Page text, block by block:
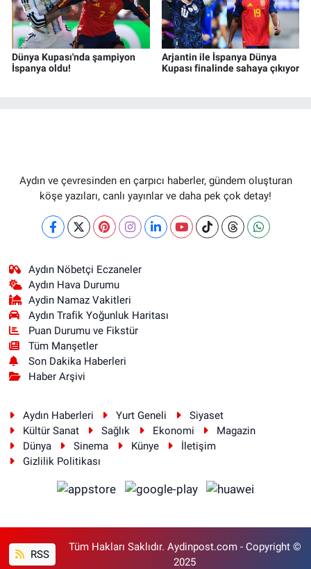
Dünya Kupası'nda şampiyon
İspanya oldu!
Arjantin ile İspanya Dünya
Kupası finalinde sahaya çıkıyor
Aydın ve çevresinden en çarpıcı haberler, gündem oluşturan
köşe yazıları, canlı yayınlar ve daha pek çok detay!
Aydın Nöbetçi Eczaneler
Aydın Hava Durumu
Aydin Namaz Vakitleri
Aydın Trafik Yoğunluk Haritası
Puan Durumu ve Fikstür
Tüm Manşetler
Son Dakika Haberleri
Haber Arşivi
Aydın Haberleri Yurt Geneli
Siyaset
Kültür Sanat
Sağlık Ekonomi
Magazin
Dünya
Sinema Künye
İletişim
Gizlilik Politikası
RSS
Tüm Hakları Saklıdır. Aydinpost.com - Copyright ©
2025